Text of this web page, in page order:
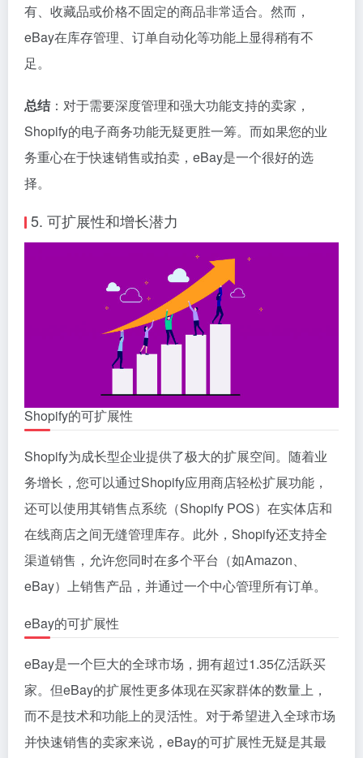
有、收藏品或价格不固定的商品非常适合。然而，
eBay在库存管理、订单自动化等功能上显得稍有不
足。
总结：对于需要深度管理和强大功能支持的卖家，
Shopify的电子商务功能无疑更胜一筹。而如果您的业
务重心在于快速销售或拍卖，eBay是一个很好的选
择。
5. 可扩展性和增长潜力
Shopify的可扩展性
Shopify为成长型企业提供了极大的扩展空间。随着业
务增长，您可以通过Shopify应用商店轻松扩展功能，
还可以使用其销售点系统（Shopify POS）在实体店和
在线商店之间无缝管理库存。此外，Shopify还支持全
渠道销售，允许您同时在多个平台（如Amazon、
eBay）上销售产品，并通过一个中心管理所有订单。
eBay的可扩展性
eBay是一个巨大的全球市场，拥有超过1.35亿活跃买
家。但eBay的扩展性更多体现在买家群体的数量上，
而不是技术和功能上的灵活性。对于希望进入全球市场
并快速销售的卖家来说，eBay的可扩展性无疑是其最